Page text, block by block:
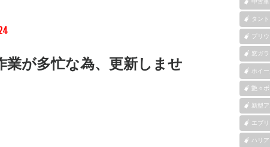
業が多忙な為、更新しませ
中古
タン
プリ
窓ガ
ホイ
艶々
新型
エブ
ハリ